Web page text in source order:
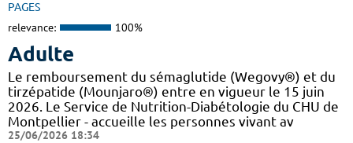
PAGES
relevance: 100%
Adulte
Le remboursement du sémaglutide (Wegovy®) et du
tirzépatide (Mounjaro®) entre en vigueur le 15 juin
2026. Le Service de Nutrition-Diabétologie du CHU de
Montpellier - accueille les personnes vivant av
25/06/2026 18:34